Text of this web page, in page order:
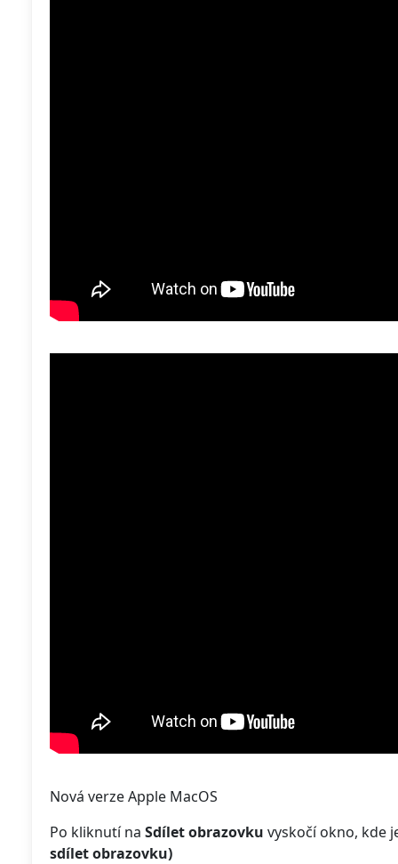
Nová verze Apple MacOS
Po kliknutí na Sdílet obrazovku vyskočí okno, kde
sdílet obrazovku)